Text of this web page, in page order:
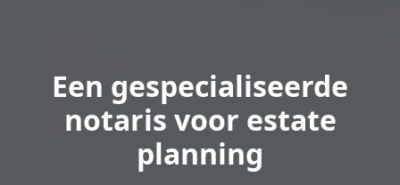
Een gespecialiseerde
notaris voor estate
planning